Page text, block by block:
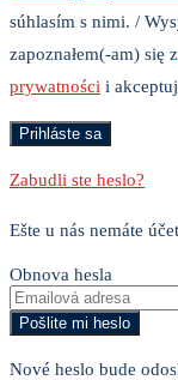
súhlasím s nimi. /
zapoznałem(-am) się z
prywatności i
Zabudli ste heslo?
Ešte u nás nemáte
Obnova hesla
Nové heslo bude